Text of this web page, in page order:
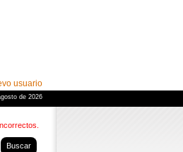
usuario
de 2026